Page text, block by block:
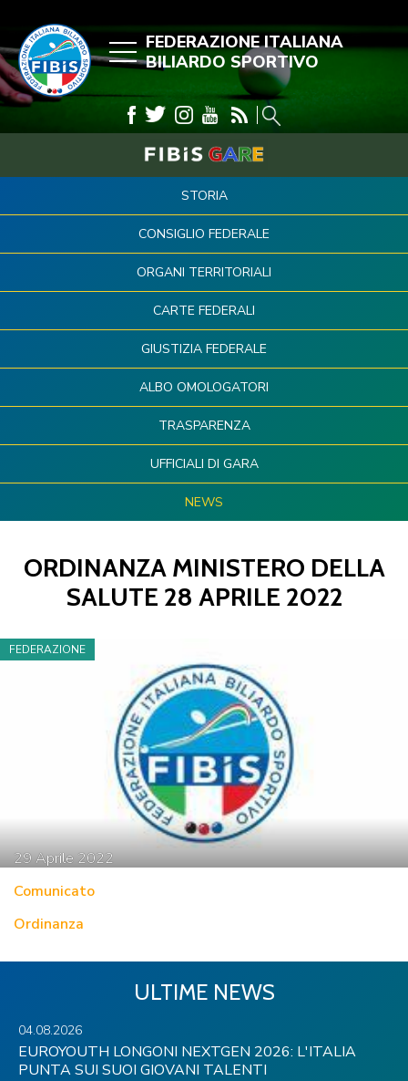
FEDERAZIONE ITALIANA
BILIARDO SPORTIVO
STORIA
CONSIGLIO FEDERALE
ORGANI TERRITORIALI
CARTE FEDERALI
GIUSTIZIA FEDERALE
ALBO OMOLOGATORI
TRASPARENZA
UFFICIALI DI GARA
NEWS
ORDINANZA MINISTERO DELLA
SALUTE 28 APRILE 2022
FEDERAZIONE
29Aprile2022
Comunicato
Ordinanza
ULTIME NEWS
04.08.2026
EUROYOUTH LONGONI NEXTGEN 2026: L'ITALIA
PUNTA SUI SUOI GIOVANI TALENTI